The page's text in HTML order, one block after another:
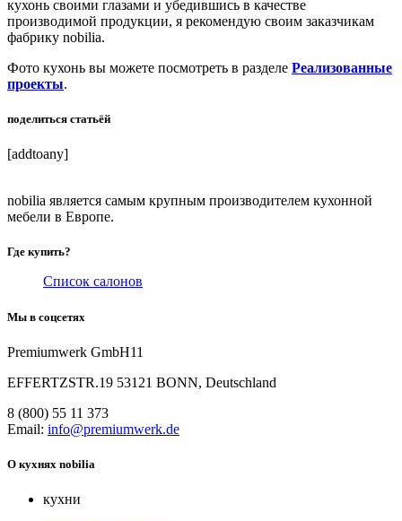
кухонь своими глазами и убедившись в качестве
производимой продукции, я рекомендую своим заказчикам
фабрику nobilia.
Фото кухонь вы можете посмотреть в разделе Реализованные
проекты.
поделиться статьёй
[addtoany]
nobilia является самым крупным производителем кухонной
мебели в Европе.
Где купить?
Список салонов
Мы в соцсетях
Premiumwerk GmbH11
EFFERTZSTR.19 53121 BONN, Deutschland
8 (800) 55 11 373
Email: info@premiumwerk.de
О кухнях nobilia
кухни